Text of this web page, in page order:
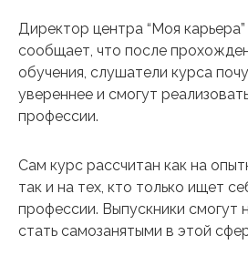
Директор центра “Моя
сообщает, что после
обучения, слушатели курса
увереннее и смогут
профессии.
Сам курс рассчитан как на
так и на тех, кто только ищет
профессии. Выпускники смогут
стать самозанятыми в этой